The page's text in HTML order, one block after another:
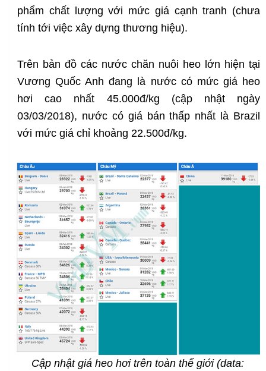
phẩm chất lượng với mức giá cạnh tranh (chưa
tính tới việc xây dựng thương hiệu).
Trên bản đồ các nước chăn nuôi heo lớn hiện tại
Vương Quốc Anh đang là nước có mức giá heo
hơi cao nhất 45.000đ/kg (cập nhật ngày
03/03/2018), nước có giá bán thấp nhất là Brazil
với mức giá chỉ khoảng 22.500đ/kg.
Cập nhật giá heo hơi trên toàn thế giới (data: